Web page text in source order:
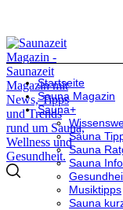
Startseite
Sauna Magazin
Sauna+
Sauna
Sauna
Sauna
Musiktipps
Sauna